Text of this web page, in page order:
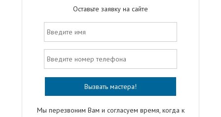
Оставьте заявку на сайте
Мы перезвоним Вам и согласуем время, когда к